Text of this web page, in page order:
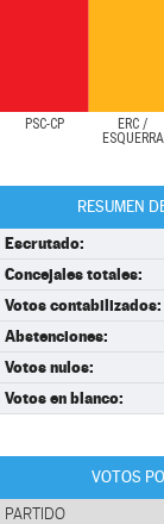
PSC-CP
ERC /
ESQUERRA
RESUMEN
Escrutado:
Concejales totales:
Votos contabilizados:
Abstenciones:
Votos nulos:
Votos en blanco:
VOTOS
PARTIDO